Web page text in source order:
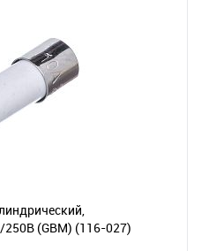
Сравнение
(GBM) (116-027)